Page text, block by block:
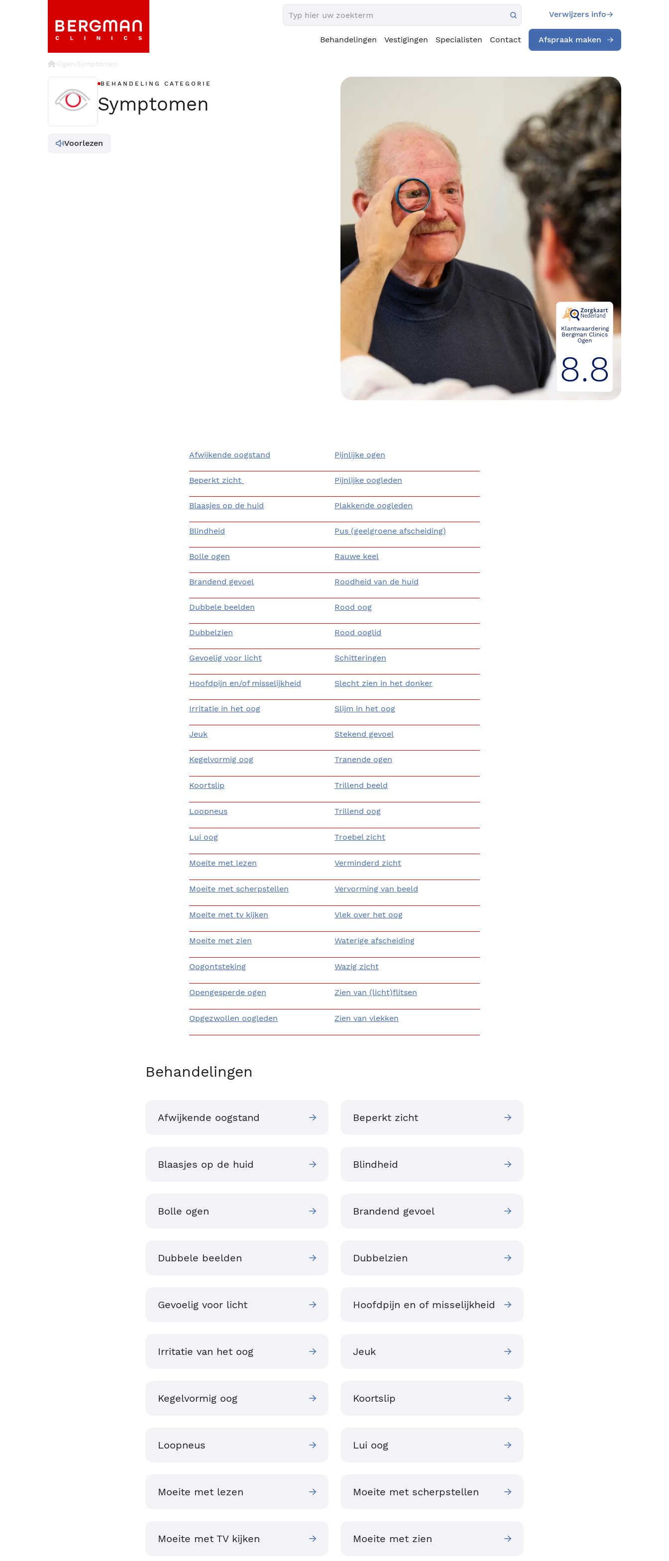
Verwijzers info
Behandelingen Vestigingen Specialisten Contact Afspraak maken
›Ogen›Symptomen
BEHANDELING CATEGORIE
Symptomen
Voorlezen
Klantwaardering
Bergman Clinics
Ogen
8.8
Afwijkende oogstand Pijnlijke ogen
Beperkt zicht Pijnlijke oogleden
Blaasjes op de huid Plakkende oogleden
Blindheid Pus (geelgroene afscheiding)
Bolle ogen Rauwe keel
Brandend gevoel Roodheid van de huid
Dubbele beelden Rood oog
Dubbelzien Rood ooglid
Gevoelig voor licht Schitteringen
Hoofdpijn en/of misselijkheid Slecht zien in het donker
Irritatie in het oog Slijm in het oog
Jeuk Stekend gevoel
Kegelvormig oog Tranende ogen
Koortslip Trillend beeld
Loopneus Trillend oog
Lui oog Troebel zicht
Moeite met lezen Verminderd zicht
Moeite met scherpstellen Vervorming van beeld
Moeite met tv kijken Vlek over het oog
Moeite met zien Waterige afscheiding
Oogontsteking Wazig zicht
Opengesperde ogen Zien van (licht)flitsen
Opgezwollen oogleden Zien van vlekken
Behandelingen
Afwijkende oogstand Beperkt zicht
Blaasjes op de huid Blindheid
Bolle ogen Brandend gevoel
Dubbele beelden Dubbelzien
Gevoelig voor licht Hoofdpijn en of misselijkheid
Irritatie van het oog Jeuk
Kegelvormig oog Koortslip
Loopneus Lui oog
Moeite met lezen Moeite met scherpstellen
Moeite met TV kijken Moeite met zien